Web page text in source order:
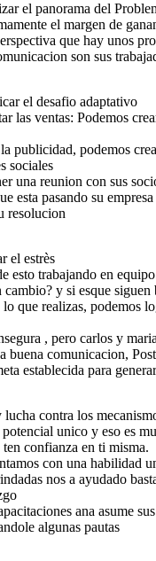
el panorama del
el margen de
que hay unos
son sus
el desafio adaptativo
las ventas: Podemos
publicidad, podemos
sociales
una reunion con sus
esta pasando su
resolucion
el estrès
esto trabajando en
y si esque siguen
que realizas, podemos
, pero carlos y
buena comunicacion,
establecida para
contra los
unico y eso es
confianza en ti misma.
con una habilidad
nos a ayudado
ana asume
algunas pautas